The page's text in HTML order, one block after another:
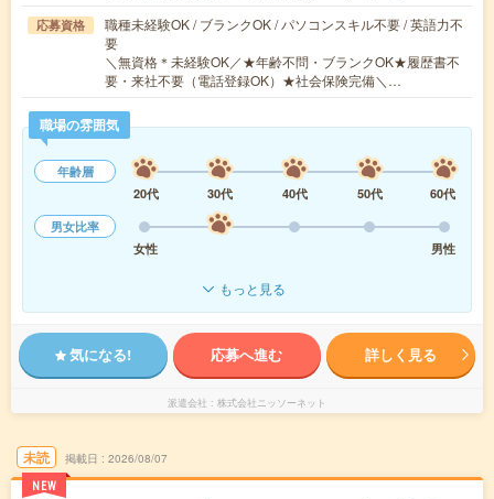
応募資格
職種未経験OK / ブランクOK / パソコンスキル不要 / 英語力不
要
＼無資格＊未経験OK／★年齢不問・ブランクOK★履歴書不
要・来社不要（電話登録OK）★社会保険完備＼…
職場の雰囲気
年齢層
20代
30代 40代 50代
60代
男女比率
女性
男性
もっと見る
気になる! 応募へ進む 詳しく見る
派遣会社 株式会社ニッソーネット
未読
NEW
掲載日 2026/08/07